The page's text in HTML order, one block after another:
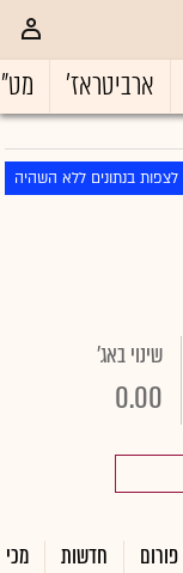
ארביטראז'
לצפות בנתונים ללא השהיה
שינוי באג'
0.00
פורום חדשות